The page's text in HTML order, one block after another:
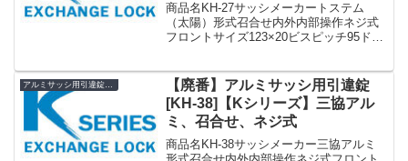
商品名KH-27サッシメーカートステム
（太陽）形式召合せ内外内部操作ネジ式
フロントサイズ123×20ビスピッチ95ドア
アルミサッシ用引違錠 KH
【廃番】アルミサッシ用引違錠
[KH-38]【Kシリーズ】三協アル
ミ、召合せ、ネジ式
商品名KH-38サッシメーカー三協アルミ